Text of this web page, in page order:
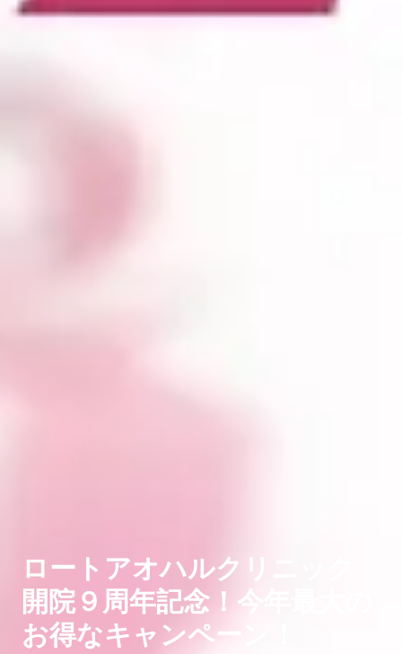
ロートアオハルクリニック
開院９周年記念！今年最大の
お得なキャンペーン！